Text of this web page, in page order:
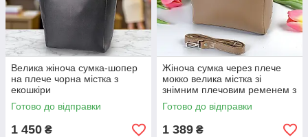
Велика жіноча сумка-шопер
на плече чорна містка з
екошкіри
Готово до відправки
1 450 ₴
Жіноча сумка через плече
мокко велика містка зі
знімним плечовим ременем з
екошкіри
Готово до відправки
1 389 ₴